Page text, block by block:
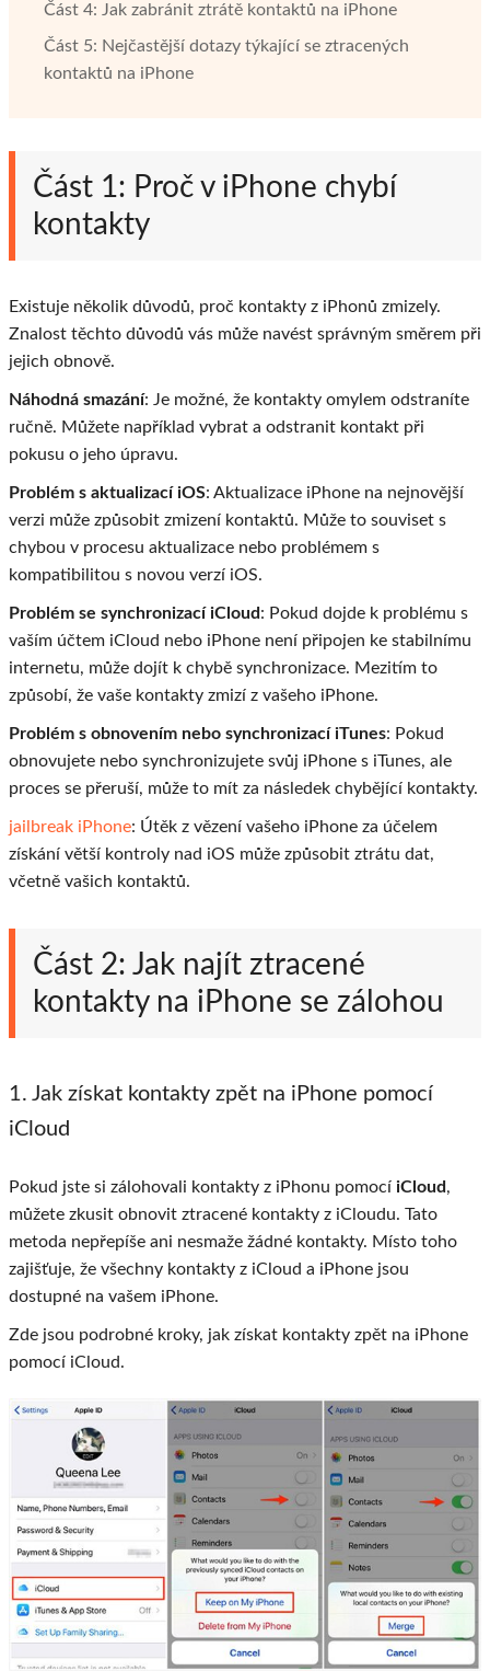
Část 4: Jak zabránit ztrátě kontaktů na iPhone
Část 5: Nejčastější dotazy týkající se ztracených
kontaktů na iPhone
Část 1: Proč v iPhone chybí
kontakty
Existuje několik důvodů, proč kontakty z iPhonů zmizely.
Znalost těchto důvodů vás může navést správným směrem při
jejich obnově.
Náhodná smazání: Je možné, že kontakty omylem odstraníte
ručně. Můžete například vybrat a odstranit kontakt při
pokusu o jeho úpravu.
Problém s aktualizací iOS: Aktualizace iPhone na nejnovější
verzi může způsobit zmizení kontaktů. Může to souviset s
chybou v procesu aktualizace nebo problémem s
kompatibilitou s novou verzí iOS.
Problém se synchronizací iCloud: Pokud dojde k problému s
vaším účtem iCloud nebo iPhone není připojen ke stabilnímu
internetu, může dojít k chybě synchronizace. Mezitím to
způsobí, že vaše kontakty zmizí z vašeho iPhone.
Problém s obnovením nebo synchronizací iTunes: Pokud
obnovujete nebo synchronizujete svůj iPhone s iTunes, ale
proces se přeruší, může to mít za následek chybějící kontakty.
jailbreak iPhone: Útěk z vězení vašeho iPhone za účelem
získání větší kontroly nad iOS může způsobit ztrátu dat,
včetně vašich kontaktů.
Část 2: Jak najít ztracené
kontakty na iPhone se zálohou
1. Jak získat kontakty zpět na iPhone pomocí
iCloud
Pokud jste si zálohovali kontakty z iPhonu pomocí iCloud,
můžete zkusit obnovit ztracené kontakty z iCloudu. Tato
metoda nepřepíše ani nesmaže žádné kontakty. Místo toho
zajišťuje, že všechny kontakty z iCloud a iPhone jsou
dostupné na vašem iPhone.
Zde jsou podrobné kroky, jak získat kontakty zpět na iPhone
pomocí iCloud.